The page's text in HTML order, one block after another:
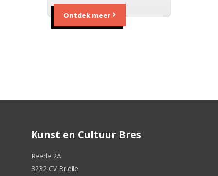
Ontdek meer
Kunst en Cultuur Bres
Reede 2A
3232 CV Brielle